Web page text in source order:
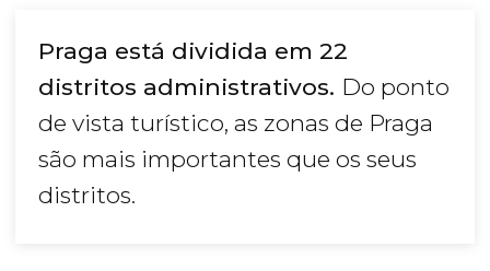
Praga está dividida em 22
distritos administrativos. Do ponto
de vista turístico, as zonas de Praga
são mais importantes que os seus
distritos.